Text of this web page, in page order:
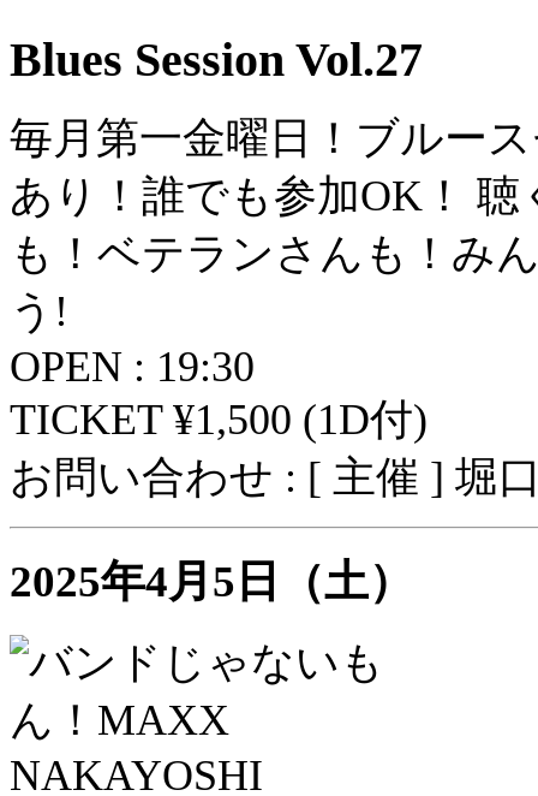
Blues Session Vol.27
毎月第一金曜日！ブルー
あり！誰でも参加OK！
も！ベテランさんも！み
う!
OPEN : 19:30
TICKET ¥1,500 (1D付)
お問い合わせ : [ 主催 ] 堀
2025年4月5日（土）